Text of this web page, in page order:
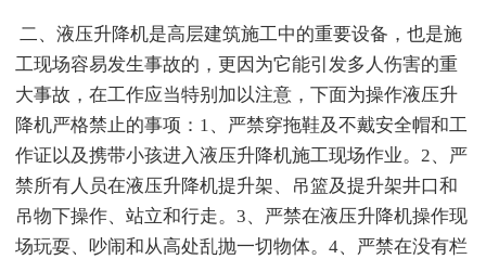
二、液压升降机是高层建筑施工中的重要设备，也是施
工现场容易发生事故的，更因为它能引发多人伤害的重
大事故，在工作应当特别加以注意，下面为操作液压升
降机严格禁止的事项：1、严禁穿拖鞋及不戴安全帽和工
作证以及携带小孩进入液压升降机施工现场作业。2、严
禁所有人员在液压升降机提升架、吊篮及提升架井口和
吊物下操作、站立和行走。3、严禁在液压升降机操作现
场玩耍、吵闹和从高处乱抛一切物体。4、严禁在没有栏